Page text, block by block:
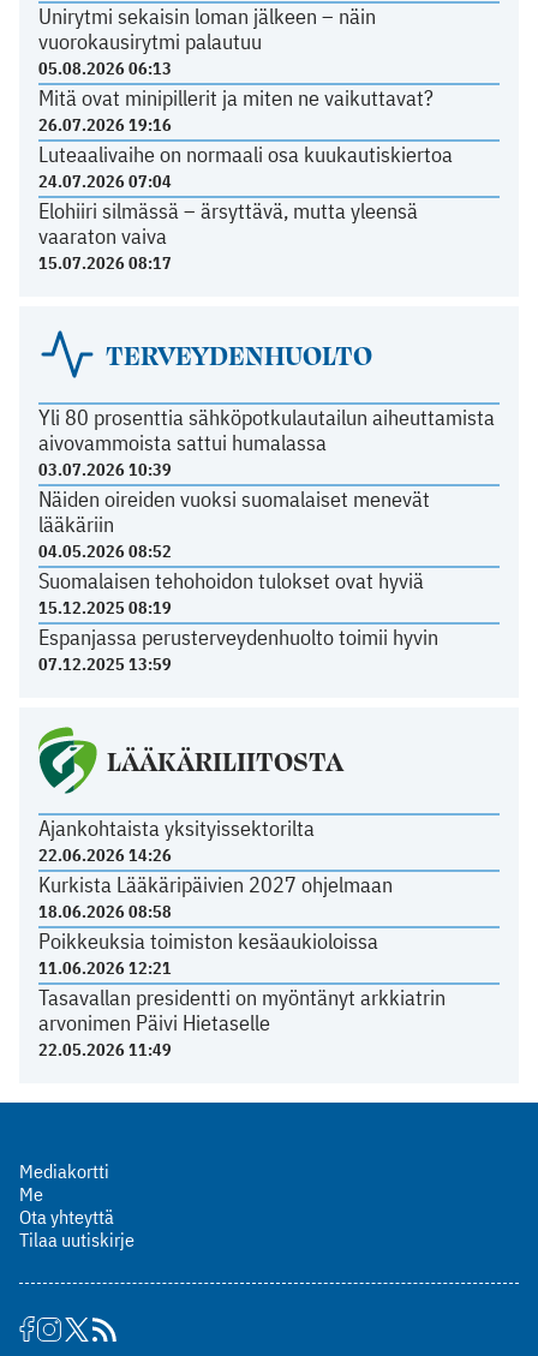
Unirytmi sekaisin loman jälkeen – näin
vuorokausirytmi palautuu
05.08.2026 06:13
Mitä ovat minipillerit ja miten ne vaikuttavat?
26.07.2026 19:16
Luteaalivaihe on normaali osa kuukautiskiertoa
24.07.2026 07:04
Elohiiri silmässä – ärsyttävä, mutta yleensä
vaaraton vaiva
15.07.2026 08:17
TERVEYDENHUOLTO
Yli 80 prosenttia sähköpotkulautailun aiheuttamista
aivovammoista sattui humalassa
03.07.2026 10:39
Näiden oireiden vuoksi suomalaiset menevät
lääkäriin
04.05.2026 08:52
Suomalaisen tehohoidon tulokset ovat hyviä
15.12.2025 08:19
Espanjassa perusterveydenhuolto toimii hyvin
07.12.2025 13:59
LÄÄKÄRILIITOSTA
Ajankohtaista yksityissektorilta
22.06.2026 14:26
Kurkista Lääkäripäivien 2027 ohjelmaan
18.06.2026 08:58
Poikkeuksia toimiston kesäaukioloissa
11.06.2026 12:21
Tasavallan presidentti on myöntänyt arkkiatrin
arvonimen Päivi Hietaselle
22.05.2026 11:49
Mediakortti
Me
Ota yhteyttä
Tilaa uutiskirje